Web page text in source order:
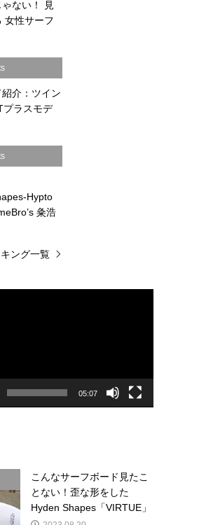
ない！ 見
女性サーフ
介：ツイン
プラスモデ
Hypto
粂浩
ング一覧
05:07
こんなサーフボード見たこ
とない！歪な形をした
Hyden Shapes「VIRTUE」